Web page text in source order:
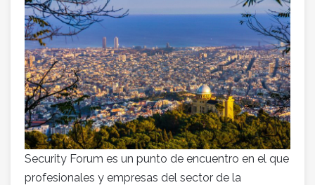
Security Forum es un punto de encuentro en el que
profesionales y empresas del sector de la